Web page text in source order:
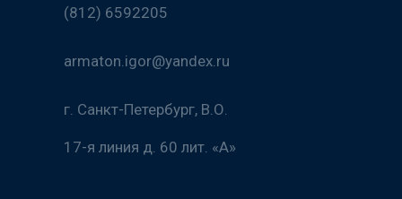
(812) 6592205
armaton.igor@yandex.ru
г. Санкт-Петербург, В.О.
17-я линия д. 60 лит. «А»